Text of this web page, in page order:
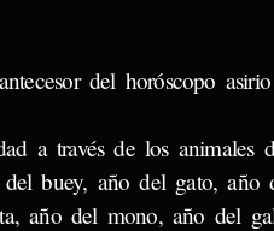
del horóscopo
a través de los
buey, año del gato,
año del mono, año del